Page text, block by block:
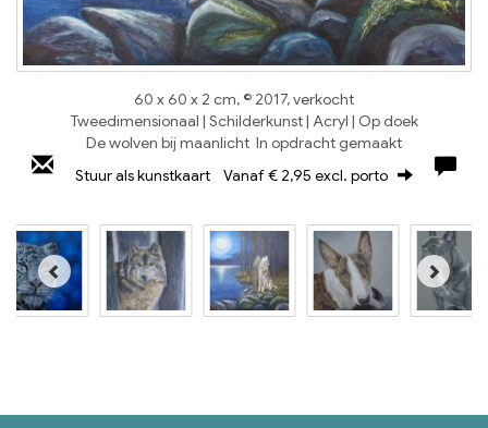
60 x 60 x 2 cm, © 2017, verkocht
Tweedimensionaal | Schilderkunst | Acryl | Op doek
De wolven bij maanlicht In opdracht gemaakt
Stuur als kunstkaart Vanaf € 2,95 excl. porto